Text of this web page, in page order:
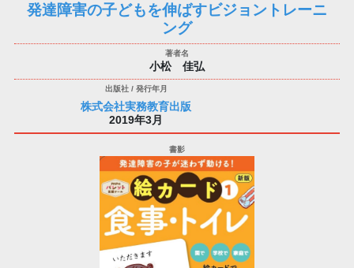
発達障害の子どもを伸ばすビジョントレーニ
ング
小松 佳弘
株式会社実務教育出版
2019年3月